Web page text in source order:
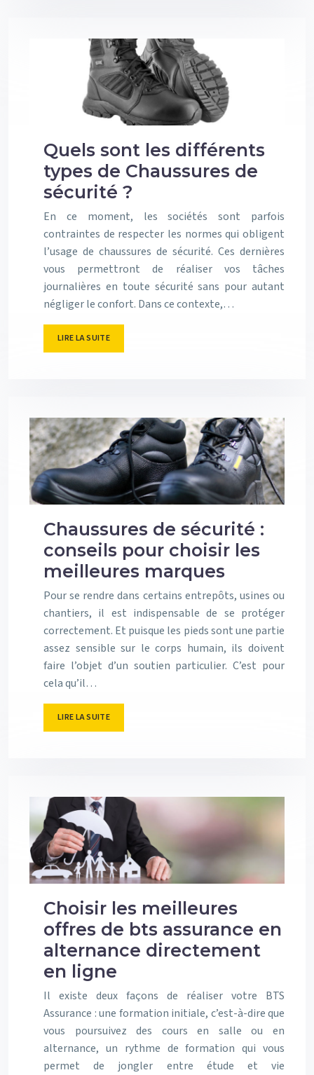
Quels sont les différents
types de Chaussures de
sécurité ?
En ce moment, les sociétés sont parfois
contraintes de respecter les normes qui obligent
l’usage de chaussures de sécurité. Ces dernières
vous permettront de réaliser vos tâches
journalières en toute sécurité sans pour autant
négliger le confort. Dans ce contexte,…
LIRE LA SUITE
Chaussures de sécurité :
conseils pour choisir les
meilleures marques
Pour se rendre dans certains entrepôts, usines ou
chantiers, il est indispensable de se protéger
correctement. Et puisque les pieds sont une partie
assez sensible sur le corps humain, ils doivent
faire l’objet d’un soutien particulier. C’est pour
cela qu’il…
LIRE LA SUITE
Choisir les meilleures
offres de bts assurance en
alternance directement
en ligne
Il existe deux façons de réaliser votre BTS
Assurance : une formation initiale, c’est-à-dire que
vous poursuivez des cours en salle ou en
alternance, un rythme de formation qui vous
permet de jongler entre étude et vie